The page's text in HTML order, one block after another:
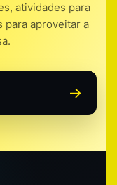
atividades para
para aproveitar a